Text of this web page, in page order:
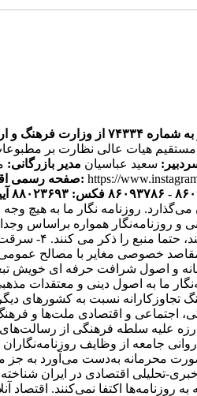
و ارشاد اسلامی است.
هیات عالی نظارت بر
سعید عباسیان مدیر بازرگانی:
صفحه رسمی اقتصادآنلاین در اینستاگرام: https://
می‌گذارد. روزنامه نگار ما
و روزنامه‌نگار همواره
هستند. ۳-
از اصول شرافت حرفه‌ای خویشتن تبعیت می‌کند. ۸-
صورت محرمانه به‌دست می‌آورد به
وب‌سایت خبری-تحلیلی